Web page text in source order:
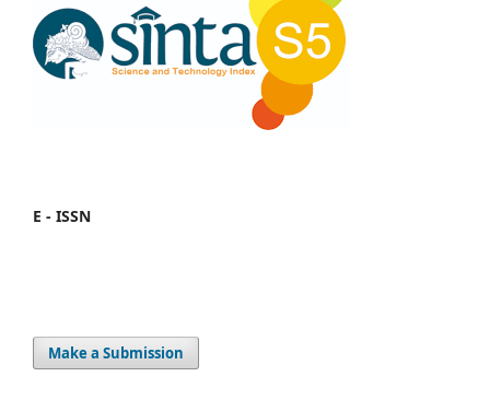
E - ISSN
Make a Submission